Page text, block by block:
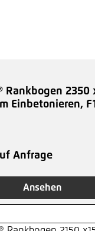
2350 x 2350
Einbetonieren, F1
Anfrage
Ansehen